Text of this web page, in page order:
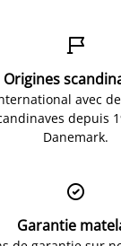

Origines
avec
depuis
Danemark.

Garantie